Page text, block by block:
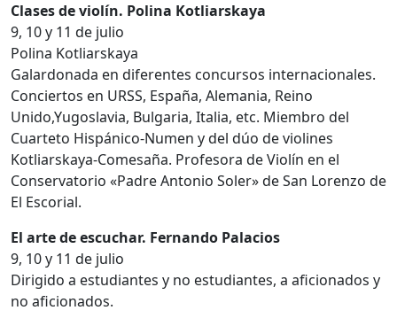
Clases de violín. Polina Kotliarskaya
9, 10 y 11 de julio
Polina Kotliarskaya
Galardonada en diferentes concursos internacionales.
Conciertos en URSS, España, Alemania, Reino
Unido,Yugoslavia, Bulgaria, Italia, etc. Miembro del
Cuarteto Hispánico-Numen y del dúo de violines
Kotliarskaya-Comesaña. Profesora de Violín en el
Conservatorio «Padre Antonio Soler» de San Lorenzo de
El Escorial.
El arte de escuchar. Fernando Palacios
9, 10 y 11 de julio
Dirigido a estudiantes y no estudiantes, a aficionados y
no aficionados.